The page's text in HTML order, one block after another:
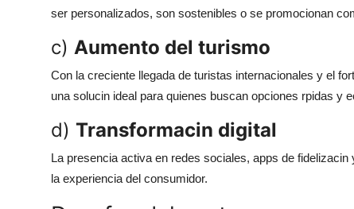
ser personalizados, son sostenibles o se promocionan
c) Aumento del turismo
Con la creciente llegada de turistas internacionales y el
una solucin ideal para quienes buscan opciones rpidas y
d) Transformacin digital
La presencia activa en redes sociales, apps de
la experiencia del consumidor.